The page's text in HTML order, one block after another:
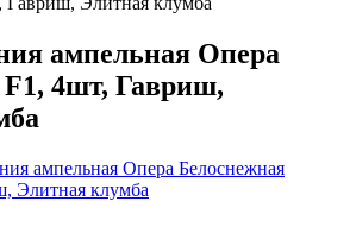
ампельная Опера
4шт, Гавриш,